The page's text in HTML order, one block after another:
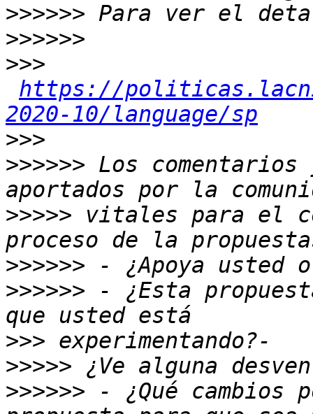
>>>>>>
>>>>>>
>>>
https://
2020-10/language/sp
>>>
>>>>>> Los
>>>>> vitales para el
>>>>>>
>>>>>> - ¿Esta
>>>
>>>>>
>>>>>> - ¿Qué cambios